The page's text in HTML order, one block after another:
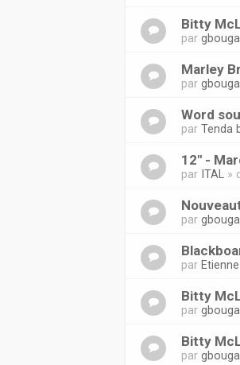
Bitty
par
Marley
par
Word
parTenda
12'' -
par ITAL »
par
par Etienne
Bitty
par
Bitty
par